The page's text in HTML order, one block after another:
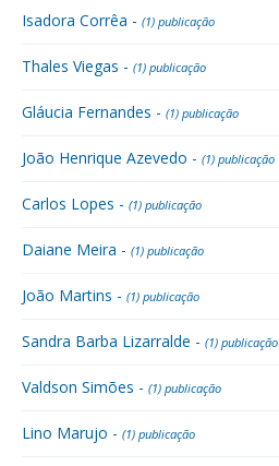
Isadora Corrêa - (1) publicação
Thales Viegas - (1) publicação
Gláucia Fernandes - (1) publicação
João Henrique Azevedo - (1) publicação
Carlos Lopes - (1) publicação
Daiane Meira - (1) publicação
João Martins - (1) publicação
Sandra Barba Lizarralde - (1) publicação
Valdson Simões - (1) publicação
Lino Marujo - (1) publicação